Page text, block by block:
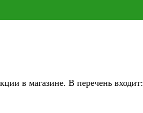
в магазине. В перечень входит: